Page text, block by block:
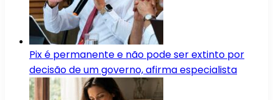
Pix é permanente e não pode ser extinto por
decisão de um governo, afirma especialista